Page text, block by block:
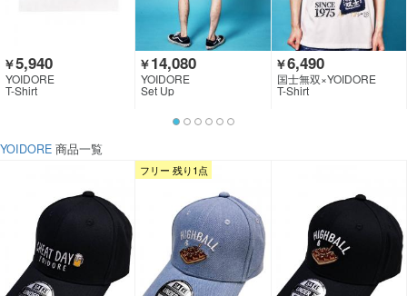
￥5,940
YOIDORE
T-Shirt
￥14,080
YOIDORE
Set Up
￥6,490
国士無双×YOIDORE
T-Shirt
YOIDORE 商品一覧
フリー 残り1点